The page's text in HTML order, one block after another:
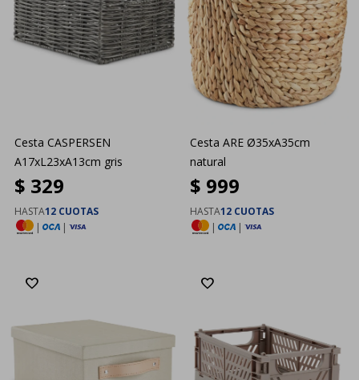
Cesta CASPERSEN
A17xL23xA13cm gris
$ 329
HASTA12 CUOTAS
|
|
Cesta ARE Ø35xA35cm
natural
$ 999
HASTA12 CUOTAS
|
|